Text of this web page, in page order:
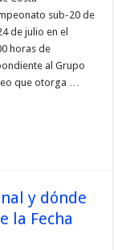
sub-20 de
de julio en el
horas de
al Grupo
que otorga …
y dónde
la Fecha